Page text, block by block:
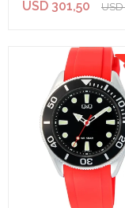
USD 301,50 USD